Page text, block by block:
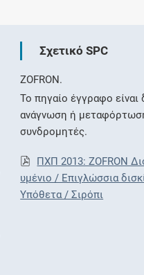
Σχετικό SPC
ZOFRON.
Το πηγαίο έγγραφο είναι
ανάγνωση ή
συνδρομητές.
ΠΧΠ 2013: ZOFRON
υμένιο / Επιγλώσσια
Υπόθετα / Σιρόπι